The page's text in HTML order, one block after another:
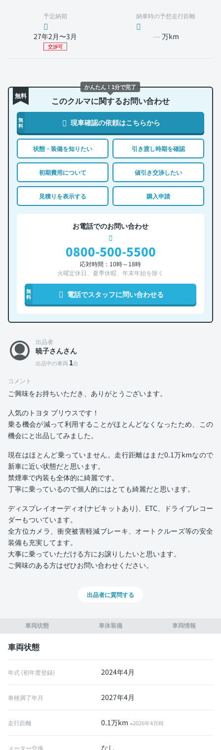
予定納期
27年2月〜3月
交渉可
納車時の予想走行距離
--- 万km
無料 このクルマに関するお問い合わせ
無
料
現車確認の依頼はこちらから
状態・装備を知りたい 引き渡し時期を確認
初期費用について 値引き交渉したい
見積りを表示する 購入申請
お電話でのお問い合わせ
0800-500-5500
応対時間：10時～18時
火曜定休日、夏季休暇、年末年始を除く
無
料
電話でスタッフに問い合わせる
車両状態 車体装備 車両情報
車両状態
年式 (初年度登録) 2024年4月
車検満了年月 2027年4月
走行距離 0.1万km※2026年4月時
メーター交換 なし
出品者
暁子さんさん
出品中の車両 1台
コメント
ご興味をお持ちいただき、ありがとうございます。
人気のトヨタ プリウスです！
乗る機会が減って利用することがほとんどなくなったため、この
機会にと出品してみました。
現在はほとんど乗っていません。走行距離はまだ0.1万kmなので
新車に近い状態だと思います。
禁煙車で内装も全体的に綺麗です。
丁寧に乗っているので個人的にはとても綺麗だと思います。
ディスプレイオーディオ(ナビキットあり)、ETC、ドライブレコー
ダーもついています。
全方位カメラ、衝突被害軽減ブレーキ、オートクルーズ等の安全
装備も充実してます。
大事に乗っていただける方にお譲りしたいと思います。
ご興味のある方はぜひお問い合わせください。
出品者に質問する
かんたん！1分で完了